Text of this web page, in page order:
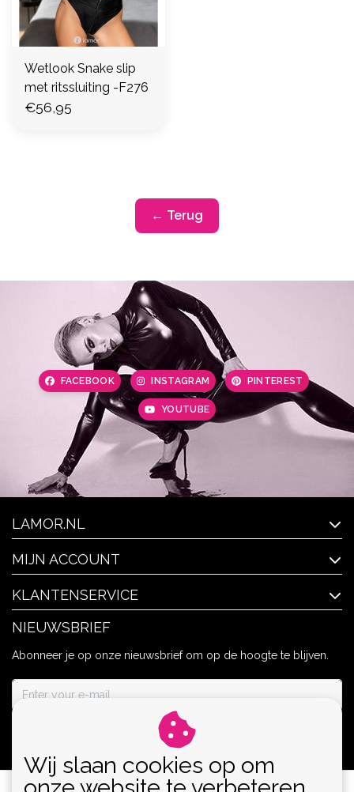
Wetlook Snake slip
met ritssluiting -F276
€56,95
← Terug
FACEBOOK INSTAGRAM PINTEREST
YOUTUBE
LAMOR.NL
MIJN ACCOUNT
KLANTENSERVICE
NIEUWSBRIEF
Abonneer je op onze nieuwsbrief om op de hoogte te blijven.
Wij slaan cookies op om